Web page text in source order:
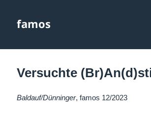
famos
Versuchte
Baldauf/Dünninger, famos 12/2023